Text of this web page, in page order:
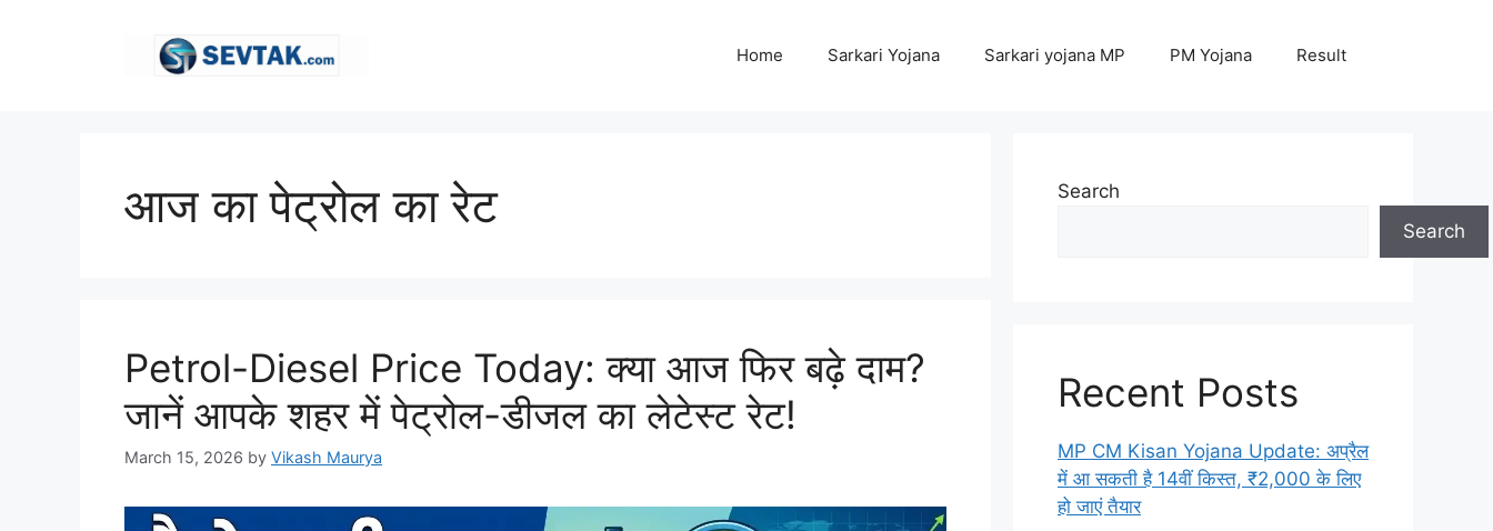
Home Sarkari Yojana Sarkari yojana MP PM Yojana Result
आज का पेट्रोल का रेट
Petrol-Diesel Price Today: क्या आज फिर बढ़े दाम?
जानें आपके शहर में पेट्रोल-डीजल का लेटेस्ट रेट!
March 15, 2026 by Vikash Maurya
Search
Search
Recent Posts
MP CM Kisan Yojana Update: अप्रैल
में आ सकती है 14वीं किस्त, ₹2,000 के लिए
हो जाएं तैयार